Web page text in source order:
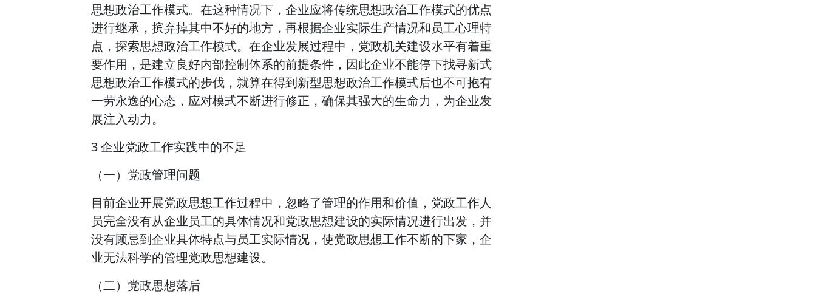
思想政治工作模式。在这种情况下，企业应将传统思想政治工作模式的优点
进行继承，摈弃掉其中不好的地方，再根据企业实际生产情况和员工心理特
点，探索思想政治工作模式。在企业发展过程中，党政机关建设水平有着重
要作用，是建立良好内部控制体系的前提条件，因此企业不能停下找寻新式
思想政治工作模式的步伐，就算在得到新型思想政治工作模式后也不可抱有
一劳永逸的心态，应对模式不断进行修正，确保其强大的生命力，为企业发
展注入动力。
3 企业党政工作实践中的不足
（一）党政管理问题
目前企业开展党政思想工作过程中，忽略了管理的作用和价值，党政工作人
员完全没有从企业员工的具体情况和党政思想建设的实际情况进行出发，并
没有顾忌到企业具体特点与员工实际情况，使党政思想工作不断的下家，企
业无法科学的管理党政思想建设。
（二）党政思想落后